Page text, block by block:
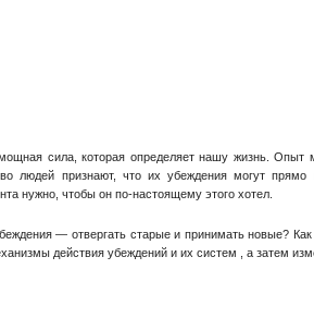
сила, которая определяет нашу жизнь. Опыт
людей признают, что их убеждения могут
нужно, чтобы он по-настоящему этого хотел.
— отвергать старые и принимать новые?
действия убеждений и их систем , а затем